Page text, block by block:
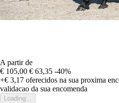
A partir de
€ 105,00 € 63,35 -40%
+€ 3,17 oferecidos na sua proxima
validacao da sua encomenda
Loading...